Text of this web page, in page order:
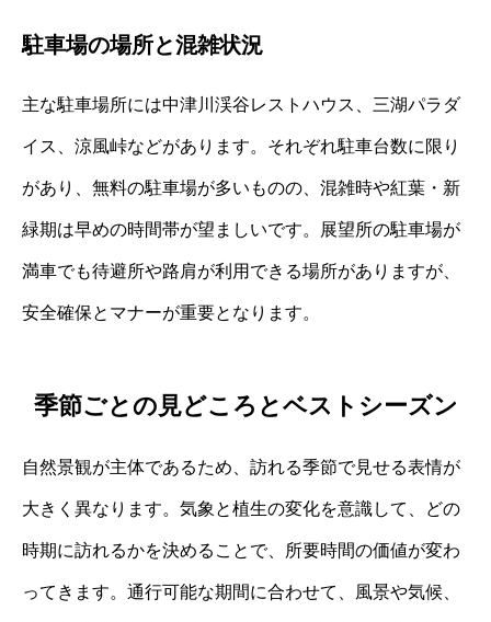
駐車場の場所と混雑状況
主な駐車場所には中津川渓谷レストハウス、三湖パラダ
イス、涼風峠などがあります。それぞれ駐車台数に限り
があり、無料の駐車場が多いものの、混雑時や紅葉・新
緑期は早めの時間帯が望ましいです。展望所の駐車場が
満車でも待避所や路肩が利用できる場所がありますが、
安全確保とマナーが重要となります。
季節ごとの見どころとベストシーズン
自然景観が主体であるため、訪れる季節で見せる表情が
大きく異なります。気象と植生の変化を意識して、どの
時期に訪れるかを決めることで、所要時間の価値が変わ
ってきます。通行可能な期間に合わせて、風景や気候、